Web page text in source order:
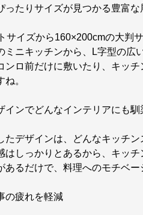
ったりサイズが見つかる豊富な
サイズから160×200cmの大判
ミニキッチンから、L字型の広
ンロ前だけに敷いたり、キッ
。
インでどんなインテリアにも馴
たデザインは、どんなキッチ
はしっかりとあるから、キッ
あるだけで、料理へのモチベー
の疲れを軽減